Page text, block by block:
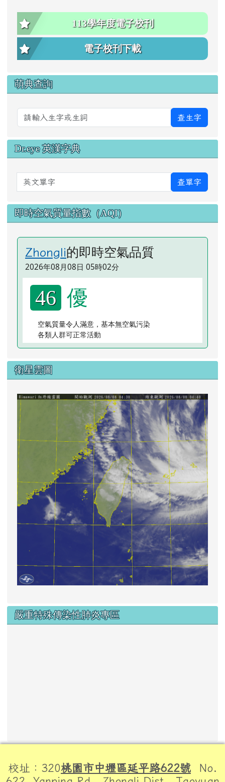
113學年度電子校刊
電子校刊下載
萌典查詢
查生字
Dr.eye 英漢字典
英文單字 查單字
即時空氣質量指數（AQI）
Zhongli的即時空氣品質
2026年08月08日 05時02分
46 優
空氣質量令人滿意，基本無空氣污染
各類人群可正常活動
衛星雲圖
link
嚴重特殊傳染性肺炎專區
校址：320桃園市中壢區延平路622號 No.